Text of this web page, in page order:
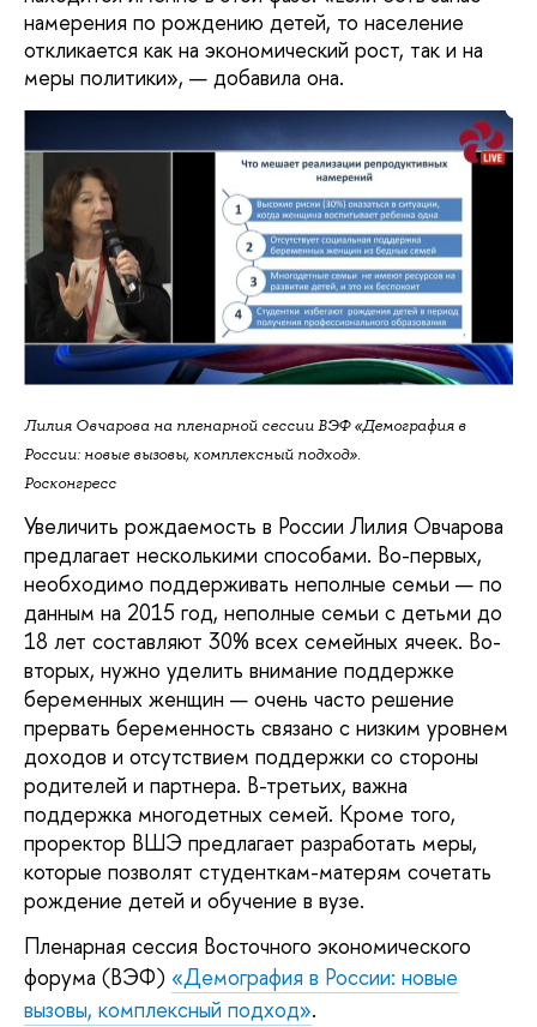
намерения по рождению детей, то население
откликается как на экономический рост, так и на
меры политики», — добавила она.
Лилия Овчарова на пленарной сессии ВЭФ «Демография в
России: новые вызовы, комплексный подход».
Росконгресс
Увеличить рождаемость в России Лилия Овчарова
предлагает несколькими способами. Во-первых,
необходимо поддерживать неполные семьи — по
данным на 2015 год, неполные семьи с детьми до
18 лет составляют 30% всех семейных ячеек. Во-
вторых, нужно уделить внимание поддержке
беременных женщин — очень часто решение
прервать беременность связано с низким уровнем
доходов и отсутствием поддержки со стороны
родителей и партнера. В-третьих, важна
поддержка многодетных семей. Кроме того,
проректор ВШЭ предлагает разработать меры,
которые позволят студенткам-матерям сочетать
рождение детей и обучение в вузе.
Пленарная сессия Восточного экономического
форума (ВЭФ) «Демография в России: новые
вызовы, комплексный подход».